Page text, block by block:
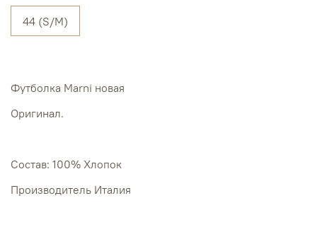
44 (S/M)
Футболка Marni новая
Оригинал.
Состав: 100% Хлопок
Производитель Италия